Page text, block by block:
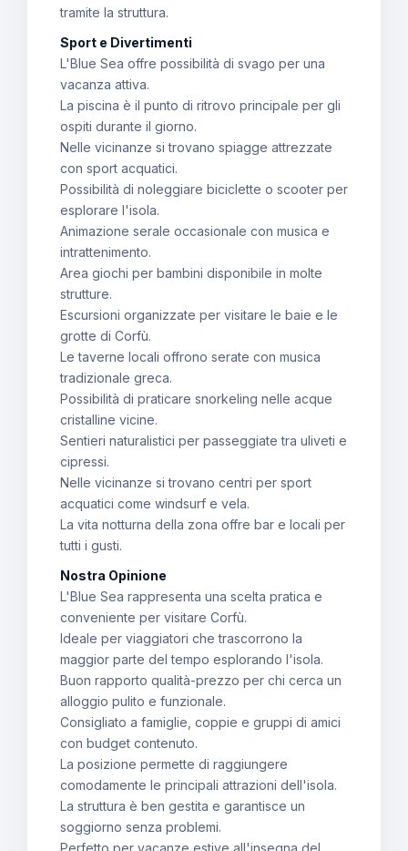
tramite la struttura.
Sport e Divertimenti
L'Blue Sea offre possibilità di svago per una
vacanza attiva.
La piscina è il punto di ritrovo principale per gli
ospiti durante il giorno.
Nelle vicinanze si trovano spiagge attrezzate
con sport acquatici.
Possibilità di noleggiare biciclette o scooter per
esplorare l'isola.
Animazione serale occasionale con musica e
intrattenimento.
Area giochi per bambini disponibile in molte
strutture.
Escursioni organizzate per visitare le baie e le
grotte di Corfù.
Le taverne locali offrono serate con musica
tradizionale greca.
Possibilità di praticare snorkeling nelle acque
cristalline vicine.
Sentieri naturalistici per passeggiate tra uliveti e
cipressi.
Nelle vicinanze si trovano centri per sport
acquatici come windsurf e vela.
La vita notturna della zona offre bar e locali per
tutti i gusti.
Nostra Opinione
L'Blue Sea rappresenta una scelta pratica e
conveniente per visitare Corfù.
Ideale per viaggiatori che trascorrono la
maggior parte del tempo esplorando l'isola.
Buon rapporto qualità-prezzo per chi cerca un
alloggio pulito e funzionale.
Consigliato a famiglie, coppie e gruppi di amici
con budget contenuto.
La posizione permette di raggiungere
comodamente le principali attrazioni dell'isola.
La struttura è ben gestita e garantisce un
soggiorno senza problemi.
Perfetto per vacanze estive all'insegna del